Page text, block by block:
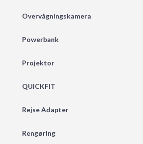
Overvågningskamera
Powerbank
Projektor
QUICKFIT
Rejse Adapter
Rengøring